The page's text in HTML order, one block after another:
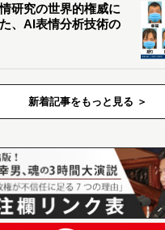
研究の世界的権威に
、AI表情分析技術の
新着記事をもっと見る